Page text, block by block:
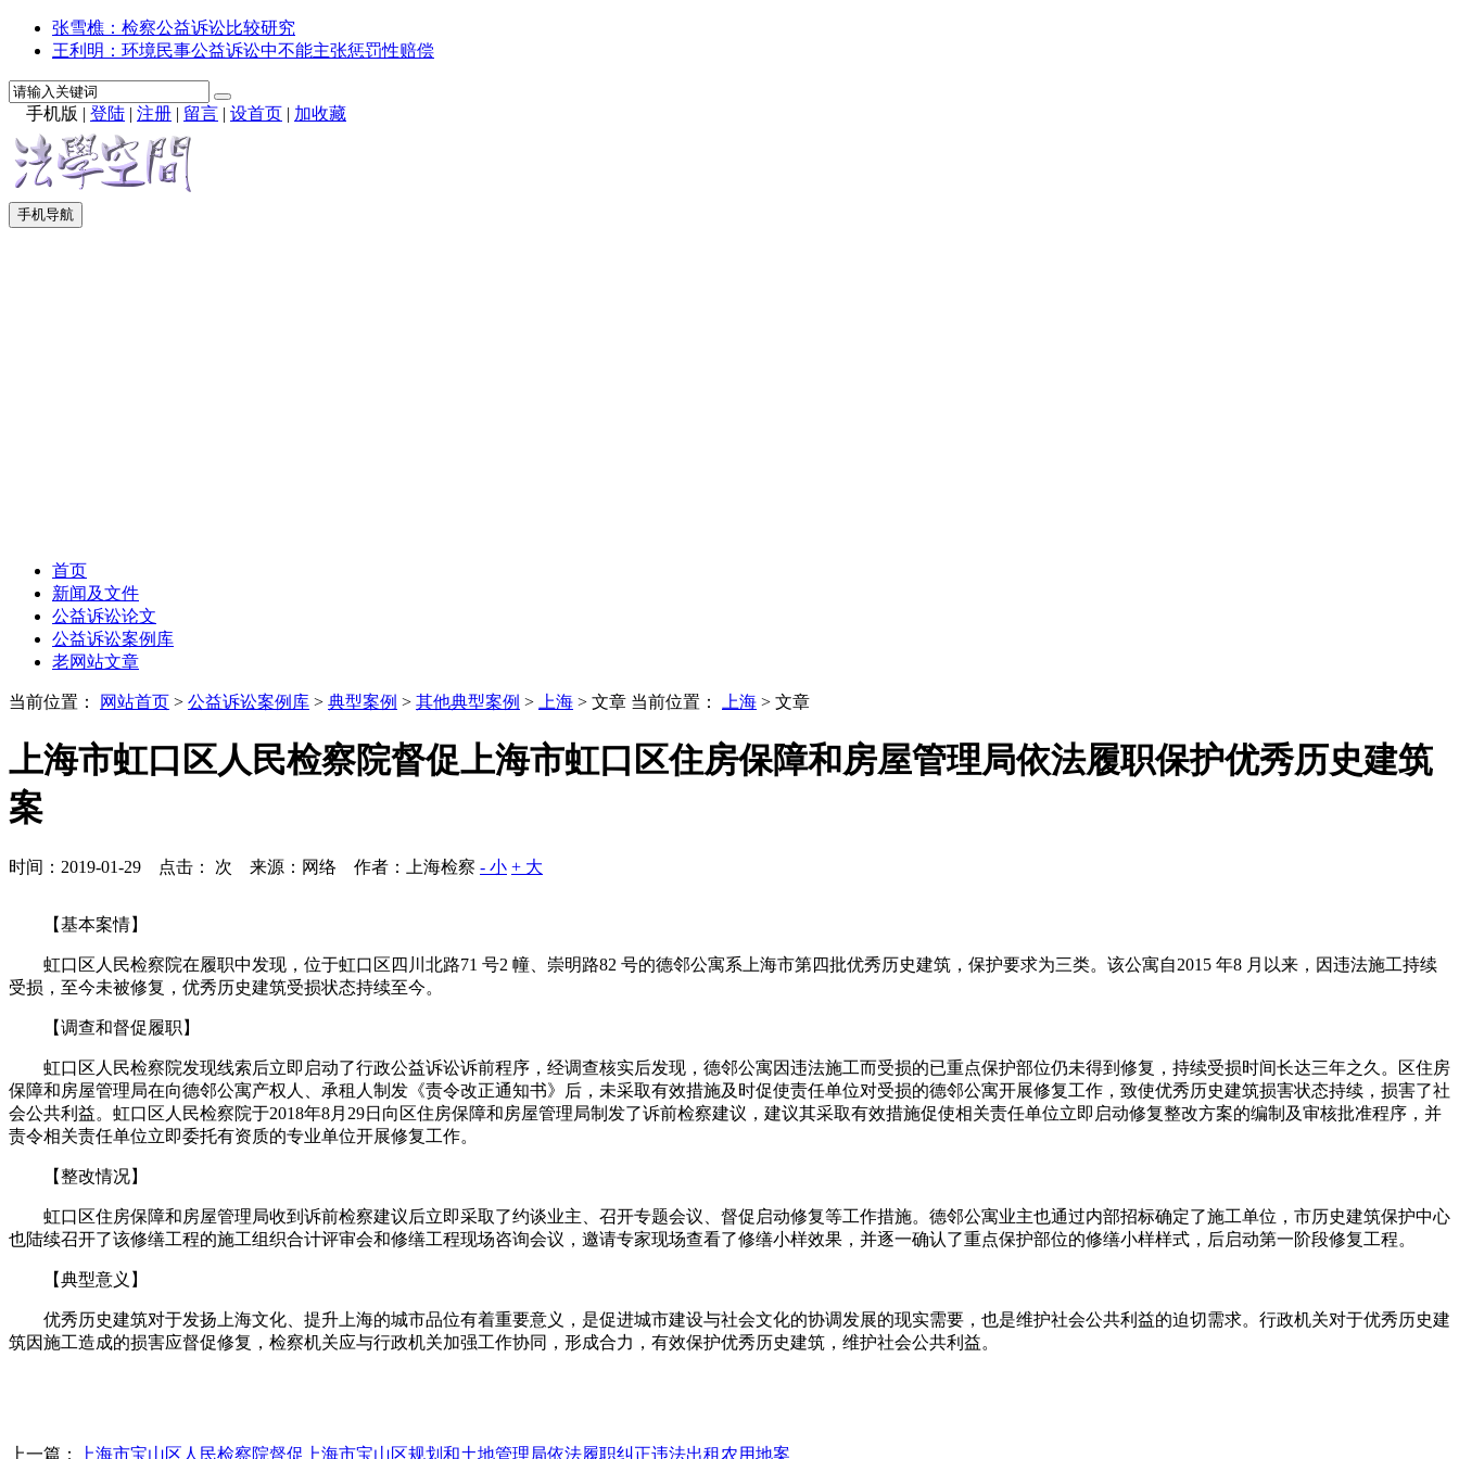
张雪樵：检察公益诉讼比较研究
王利明：环境民事公益诉讼中不能主张惩罚性赔偿
手机版 | 登陆 | 注册 | 留言 | 设首页 | 加收藏
手机导航
首页
新闻及文件
公益诉讼论文
公益诉讼案例库
老网站文章
当前位置： 网站首页 > 公益诉讼案例库 > 典型案例 > 其他典型案例 > 上海 > 文章 当前位置： 上海 > 文章
上海市虹口区人民检察院督促上海市虹口区住房保障和房屋管理局依法履职保护优秀历史建筑
案
时间：2019-01-29 点击： 次 来源：网络 作者：上海检察 - 小 + 大
【基本案情】
虹口区人民检察院在履职中发现，位于虹口区四川北路71 号2 幢、崇明路82 号的德邻公寓系上海市第四批优秀历史建筑，保护要求为三类。该公寓自2015 年8 月以来，因违法施工持续
受损，至今未被修复，优秀历史建筑受损状态持续至今。
【调查和督促履职】
虹口区人民检察院发现线索后立即启动了行政公益诉讼诉前程序，经调查核实后发现，德邻公寓因违法施工而受损的已重点保护部位仍未得到修复，持续受损时间长达三年之久。区住房
保障和房屋管理局在向德邻公寓产权人、承租人制发《责令改正通知书》后，未采取有效措施及时促使责任单位对受损的德邻公寓开展修复工作，致使优秀历史建筑损害状态持续，损害了社
会公共利益。虹口区人民检察院于2018年8月29日向区住房保障和房屋管理局制发了诉前检察建议，建议其采取有效措施促使相关责任单位立即启动修复整改方案的编制及审核批准程序，并
责令相关责任单位立即委托有资质的专业单位开展修复工作。
【整改情况】
虹口区住房保障和房屋管理局收到诉前检察建议后立即采取了约谈业主、召开专题会议、督促启动修复等工作措施。德邻公寓业主也通过内部招标确定了施工单位，市历史建筑保护中心
也陆续召开了该修缮工程的施工组织合计评审会和修缮工程现场咨询会议，邀请专家现场查看了修缮小样效果，并逐一确认了重点保护部位的修缮小样样式，后启动第一阶段修复工程。
【典型意义】
优秀历史建筑对于发扬上海文化、提升上海的城市品位有着重要意义，是促进城市建设与社会文化的协调发展的现实需要，也是维护社会公共利益的迫切需求。行政机关对于优秀历史建
筑因施工造成的损害应督促修复，检察机关应与行政机关加强工作协同，形成合力，有效保护优秀历史建筑，维护社会公共利益。
上一篇： 上海市宝山区人民检察院督促上海市宝山区规划和土地管理局依法履职纠正违法出租农用地案